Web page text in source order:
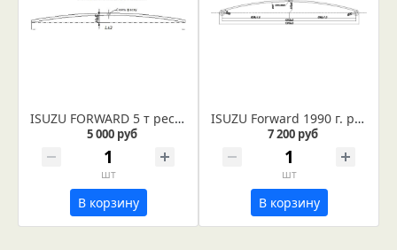
ISUZU FORWARD 5 т рессора задняя лист № 3 (Арт. IR 07-05-03)
5 000 руб
шт
В корзину
ISUZU Forward 1990 г. рессора передняя, лист №1 (коренной)
7 200 руб
шт
В корзину